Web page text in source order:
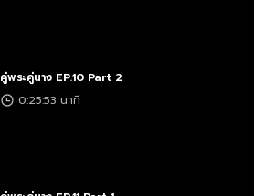
คู่พระคู่นาง EP.10 Part 2
0:25:53 นาที